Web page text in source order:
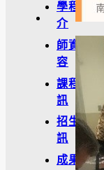
學程簡
介
師資陣
容
課程資
訊
招生資
訊
成果發